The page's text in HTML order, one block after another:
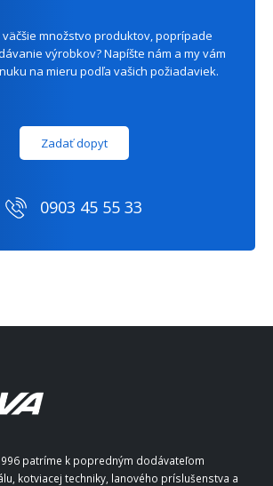
množstvo produktov, poprípade
výrobkov? Napíšte nám a my vám
na mieru podľa vašich požiadaviek.
Zadať dopyt
0903 45 55 33
patríme k popredným dodávateľom
kotviacej techniky, lanového príslušenstva a